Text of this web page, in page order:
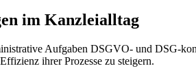
im Kanzleialltag
Aufgaben DSGVO- und DSG-
ihrer Prozesse zu steigern.